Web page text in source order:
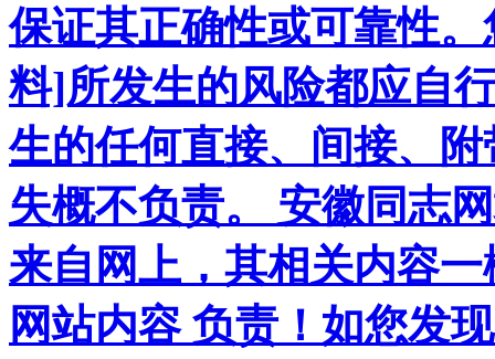
保证其正确性或可靠性
料]所发生的风险都应自
生的任何直接、间接、
失概不负责。 安徽同志
来自网上，其相关内容
网站内容 负责！如您发